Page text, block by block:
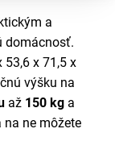
a
domácnosť.
53,6 x 71,5 x
výšku na
až 150 kg a
ne môžete